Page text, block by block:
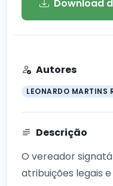
Download
Autores
LEONARDO MARTINS
Descrição
O vereador
atribuições legais